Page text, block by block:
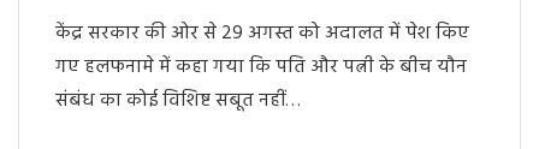
केंद्र सरकार की ओर से 29 अगस्त को अदालत में पेश किए
गए हलफनामे में कहा गया कि पति और पत्नी के बीच यौन
संबंध का कोई विशिष्ट सबूत नहीं…